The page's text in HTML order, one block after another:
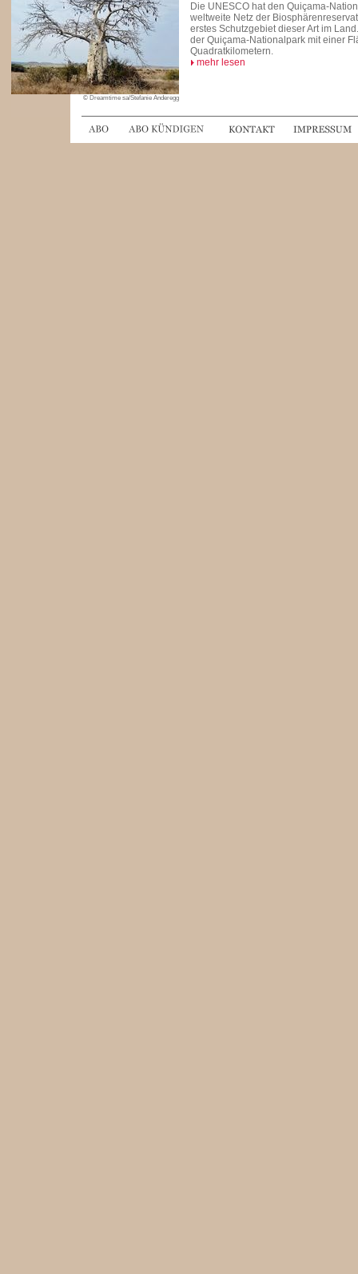
© Dreamtime sa/Stefanie Anderegg
Die UNESCO hat den Quiçama-
weltweite Netz der
erstes Schutzgebiet dieser Art im
der Quiçama-Nationalpark mit einer
Quadratkilometern.
mehr lesen